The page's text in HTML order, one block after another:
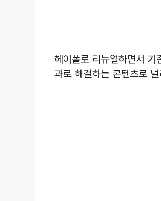
헤이폴로 리뉴얼하면서
과로 해결하는 콘텐츠로